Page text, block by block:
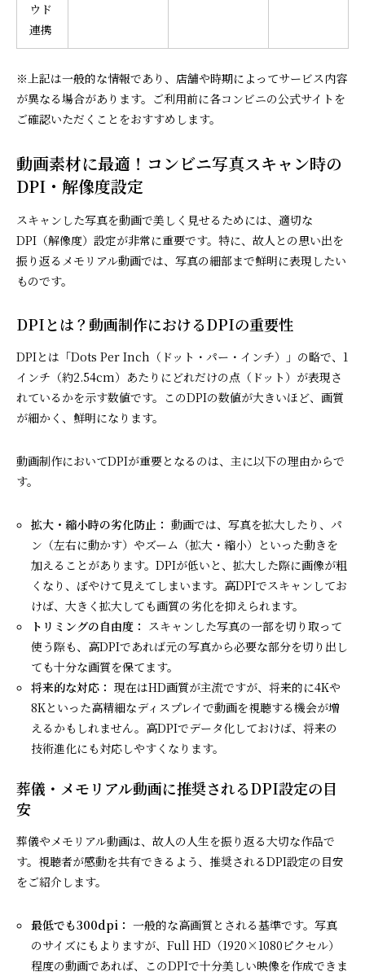
ウド
連携
※上記は一般的な情報であり、店舗や時期によってサービス内容
が異なる場合があります。ご利用前に各コンビニの公式サイトを
ご確認いただくことをおすすめします。
動画素材に最適！コンビニ写真スキャン時の
DPI・解像度設定
スキャンした写真を動画で美しく見せるためには、適切な
DPI（解像度）設定が非常に重要です。特に、故人との思い出を
振り返るメモリアル動画では、写真の細部まで鮮明に表現したい
ものです。
DPIとは？動画制作におけるDPIの重要性
DPIとは「Dots Per Inch（ドット・パー・インチ）」の略で、1
インチ（約2.54cm）あたりにどれだけの点（ドット）が表現さ
れているかを示す数値です。このDPIの数値が大きいほど、画質
が細かく、鮮明になります。
動画制作においてDPIが重要となるのは、主に以下の理由からで
す。
拡大・縮小時の劣化防止： 動画では、写真を拡大したり、パ
ン（左右に動かす）やズーム（拡大・縮小）といった動きを
加えることがあります。DPIが低いと、拡大した際に画像が粗
くなり、ぼやけて見えてしまいます。高DPIでスキャンしてお
けば、大きく拡大しても画質の劣化を抑えられます。
トリミングの自由度： スキャンした写真の一部を切り取って
使う際も、高DPIであれば元の写真から必要な部分を切り出し
ても十分な画質を保てます。
将来的な対応： 現在はHD画質が主流ですが、将来的に4Kや
8Kといった高精細なディスプレイで動画を視聴する機会が増
えるかもしれません。高DPIでデータ化しておけば、将来の
技術進化にも対応しやすくなります。
葬儀・メモリアル動画に推奨されるDPI設定の目
安
葬儀やメモリアル動画は、故人の人生を振り返る大切な作品で
す。視聴者が感動を共有できるよう、推奨されるDPI設定の目安
をご紹介します。
最低でも300dpi： 一般的な高画質とされる基準です。写真
のサイズにもよりますが、Full HD（1920×1080ピクセル）
程度の動画であれば、このDPIで十分美しい映像を作成できま